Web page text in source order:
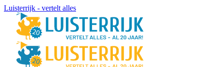
Luisterrijk - vertelt alles